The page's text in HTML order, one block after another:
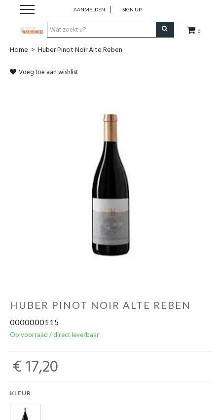
0
AANMELDEN SIGN UP
Wijnen
Geels Witteke De Maan's Jenever
Home > Huber Pinot Noir Alte Reben
Voeg toe aan wishlist
HUBER PINOT NOIR ALTE REBEN
0000000115
Op voorraad / direct leverbaar
€ 17,20
KLEUR